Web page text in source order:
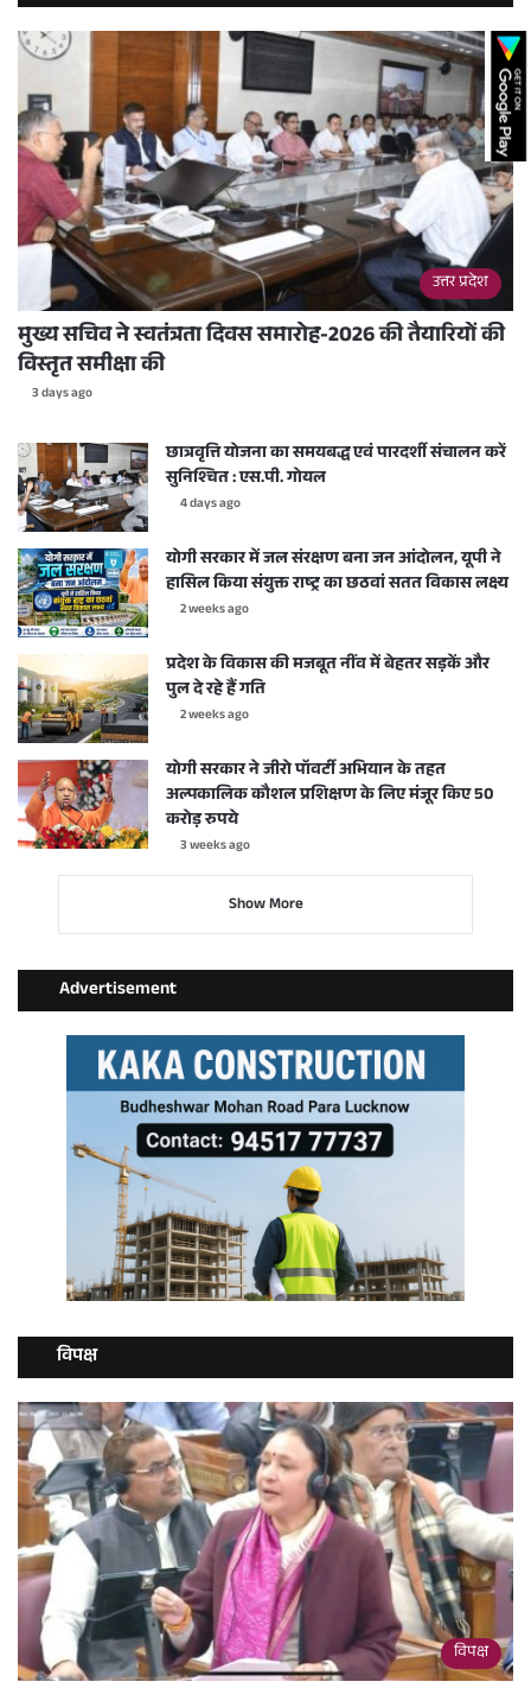
उत्तर प्रदेश
मुख्य सचिव ने स्वतंत्रता दिवस समारोह-2026 की तैयारियों की
विस्तृत समीक्षा की
3 days ago
छात्रवृत्ति योजना का समयबद्ध एवं पारदर्शी संचालन करें
सुनिश्चित : एस.पी. गोयल
4 days ago
योगी सरकार में जल संरक्षण बना जन आंदोलन, यूपी ने
हासिल किया संयुक्त राष्ट्र का छठवां सतत विकास लक्ष्य
2 weeks ago
प्रदेश के विकास की मजबूत नींव में बेहतर सड़कें और
पुल दे रहे हैं गति
2 weeks ago
योगी सरकार ने जीरो पॉवर्टी अभियान के तहत
अल्पकालिक कौशल प्रशिक्षण के लिए मंजूर किए 50
करोड़ रुपये
3 weeks ago
Show More
Advertisement
विपक्ष
विपक्ष